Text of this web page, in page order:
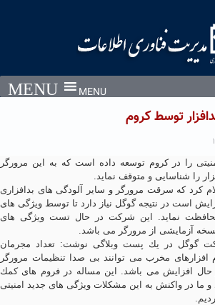
MENU
توسط كروم
را در كروم توسعه داده است كه به این مرورگر
را شناسایی و متوقف نماید.
كرد كه سرقت مرورگر و سایر آلودگی های بدافزاری
است در نتیجه گوگل نیاز دارد تا توسط ویژگی های
محافظت نماید. این شركت در حال تست ویژگی های
آزمایشی از مرورگر می باشد.
گوگل در یك پست وبلاگی نوشت: تعداد مجرمان
افزارهای مخرب می توانند بی صدا تنظیمات مرورگر
حال افزایش می باشد. این مساله در فروم های كمك
در واكنش به این مشكلات ویژگی های جدید امنیتی